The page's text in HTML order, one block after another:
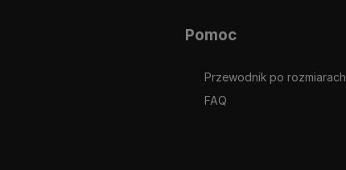
Pomoc
Przewodnik po rozmiarach
FAQ